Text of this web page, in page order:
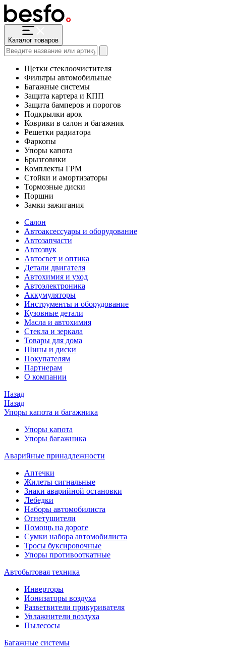
Каталог товаров
Щетки стеклоочистителя
Фильтры автомобильные
Багажные системы
Защита картера и КПП
Защита бамперов и порогов
Подкрылки арок
Коврики в салон и багажник
Решетки радиатора
Фаркопы
Упоры капота
Брызговики
Комплекты ГРМ
Стойки и амортизаторы
Тормозные диски
Поршни
Замки зажигания
Салон
Автоаксессуары и оборудование
Автозапчасти
Автозвук
Автосвет и оптика
Детали двигателя
Автохимия и уход
Автоэлектроника
Аккумуляторы
Инструменты и оборудование
Кузовные детали
Масла и автохимия
Стекла и зеркала
Товары для дома
Шины и диски
Покупателям
Партнерам
О компании
Назад
Назад
Упоры капота и багажника
Упоры капота
Упоры багажника
Аварийные принадлежности
Аптечки
Жилеты сигнальные
Знаки аварийной остановки
Лебедки
Наборы автомобилиста
Огнетушители
Помощь на дороге
Сумки набора автомобилиста
Тросы буксировочные
Упоры противооткатные
Автобытовая техника
Инверторы
Ионизаторы воздуха
Разветвители прикуривателя
Увлажнители воздуха
Пылесосы
Багажные системы